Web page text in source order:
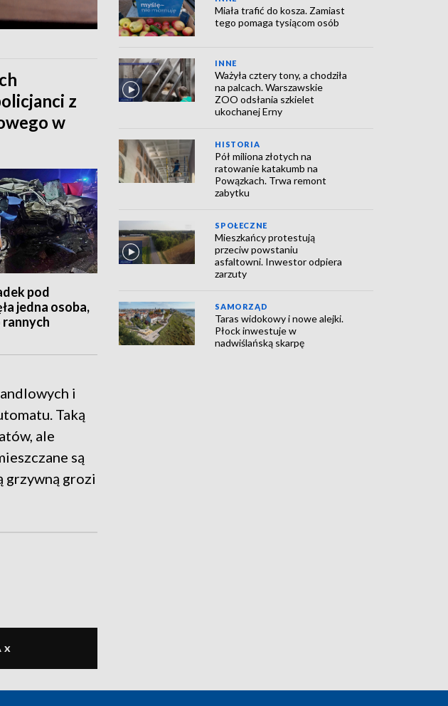
z
w
pod
jedna osoba,
rannych
i
Taką
ale
są
grzywną grozi
X
Miała trafić do kosza. Zamiast
tego pomaga tysiącom osób
INNE
Ważyła cztery tony, a chodziła
na palcach. Warszawskie
ZOO odsłania szkielet
ukochanej Erny
HISTORIA
Pół miliona złotych na
ratowanie katakumb na
Powązkach. Trwa remont
zabytku
SPOŁECZNE
Mieszkańcy protestują
przeciw powstaniu
asfaltowni. Inwestor odpiera
zarzuty
SAMORZĄD
Taras widokowy i nowe alejki.
Płock inwestuje w
nadwiślańską skarpę